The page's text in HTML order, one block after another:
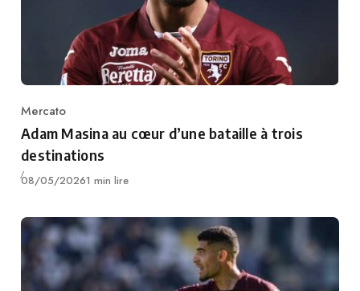
Category
Mercato
Adam Masina au cœur d’une bataille à trois
destinations
Publié
08/05/20261 min lire